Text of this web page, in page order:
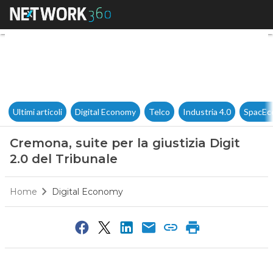
Cremona, suite per la
Ultimi articoli Digital Economy Telco Industria 4.0
Cremona, suite per la giustizia Digit
2.0 del Tribunale
Home Digital Economy